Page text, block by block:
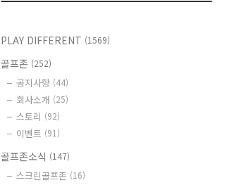
PLAY DIFFERENT (1569)
골프존 (252)
공지사항 (44)
회사소개 (25)
스토리 (92)
이벤트 (91)
골프존소식 (147)
스크린골프존 (16)